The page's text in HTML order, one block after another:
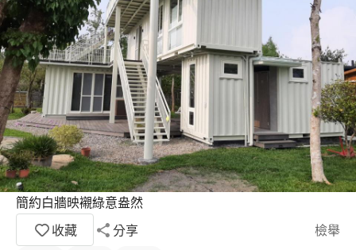
簡約白牆映襯綠意盎然
收藏
分享 檢舉